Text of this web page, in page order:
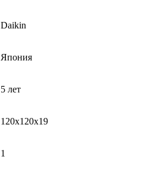
Daikin
Япония
5 лет
120х120х19
1